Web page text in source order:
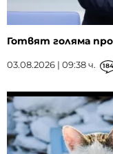
Готвят голяма
03.08.2026 | 09:38 ч. 184